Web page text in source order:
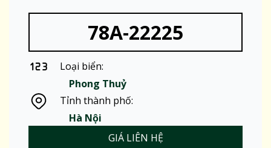
78A-22225
Loại biển:
Phong Thuỷ
Tỉnh thành phố:
Hà Nội
GIÁ LIÊN HỆ